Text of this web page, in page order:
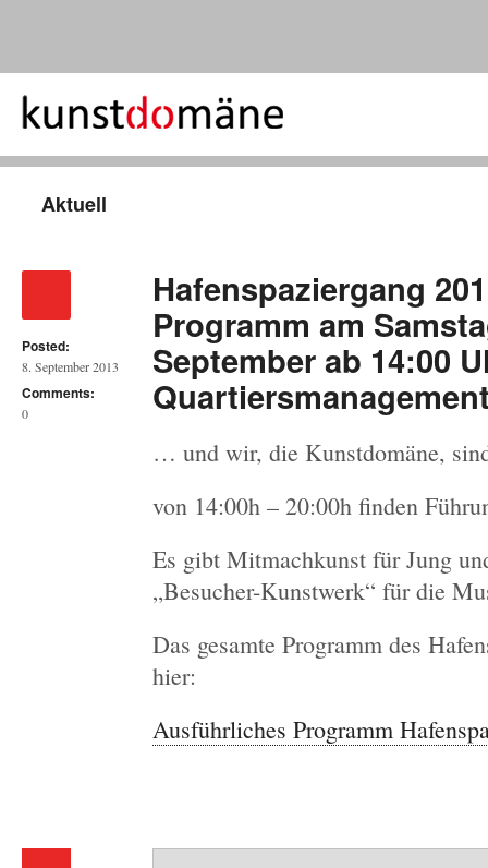
Aktuell
Posted:
8. September 2013
Comments:
0
Hafenspaziergang
Programm am
September ab 14:00
… und wir, die Kunstdomäne,
von 14:00h – 20:00h finden
Es gibt Mitmachkunst für Jung
„Besucher-Kunstwerk“ für die
Das gesamte Programm des
hier:
Ausführliches Programm